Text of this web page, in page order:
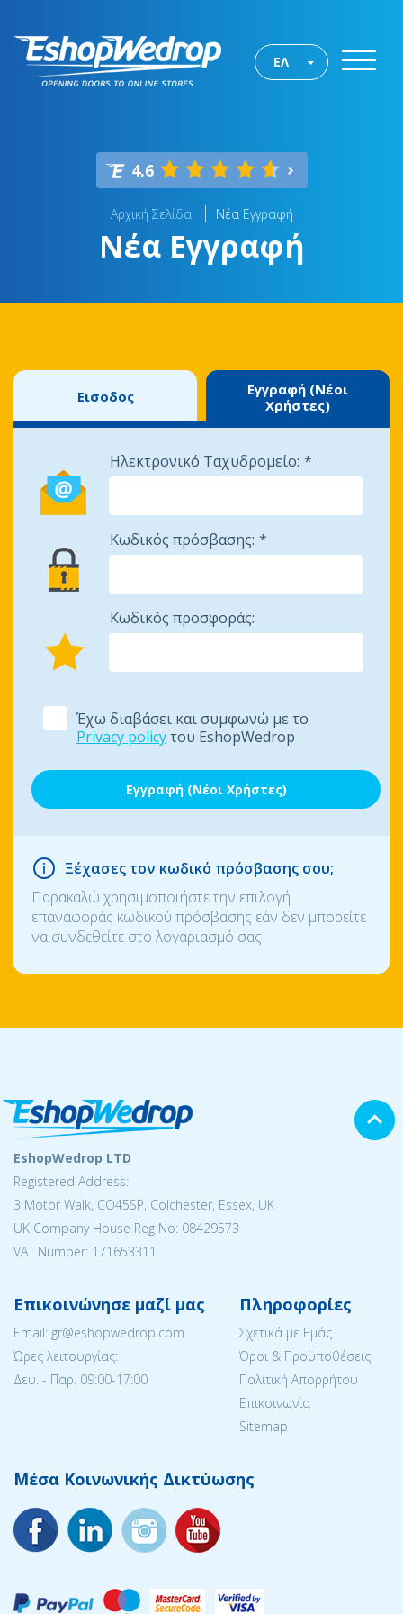
ΕΛ
4.6
Αρχική Σελίδα Νέα Εγγραφή
Νέα Εγγραφή
Εισοδος
Εγγραφή (Νέοι
Χρήστες)
Ηλεκτρονικό Ταχυδρομείο:
Κωδικός πρόσβασης:
Κωδικός προσφοράς:
Έχω διαβάσει και συμφωνώ με το
Privacy policyτου EshopWedrop
Ξέχασες τον κωδικό πρόσβασης σου;
Παρακαλώ χρησιμοποιήστε την επιλογή
επαναφοράς κωδικού πρόσβασης εάν δεν μπορείτε
να συνδεθείτε στο λογαριασμό σας
EshopWedrop LTD
Registered Address:
3 Motor Walk, CO45SP, Colchester, Essex, UK
UK Company House Reg No: 08429573
VAT Number: 171653311
Επικοινώνησε μαζί μας
Email: gr@eshopwedrop.com
Ώρες λειτουργίας:
Δευ. - Παρ. 09:00-17:00
Πληροφορίες
Σχετικά με Εμάς
Όροι & Προϋποθέσεις
Πολιτική Απορρήτου
Επικοινωνία
Sitemap
Μέσα Κοινωνικής Δικτύωσης